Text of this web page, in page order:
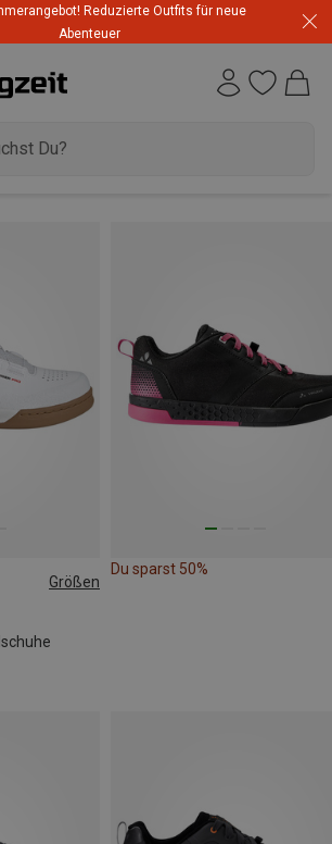
Reduzierte Outfits für neue
Abenteuer
Größen
Du sparst 50%